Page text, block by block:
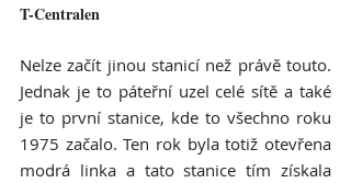
T-Centralen
Nelze začít jinou stanicí než právě touto.
Jednak je to páteřní uzel celé sítě a také
je to první stanice, kde to všechno roku
1975 začalo. Ten rok byla totiž otevřena
modrá linka a tato stanice tím získala